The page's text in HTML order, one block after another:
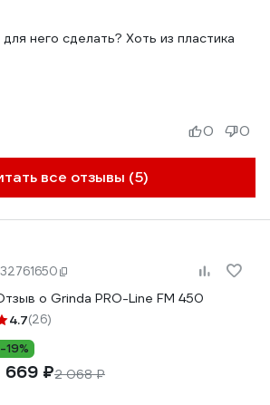
него сделать? Хоть из пластика
все отзывы (5)
0 0
32761650
о Grinda PRO-Line FM 450
4.7(26)
-19%
669 ₽2 068 ₽